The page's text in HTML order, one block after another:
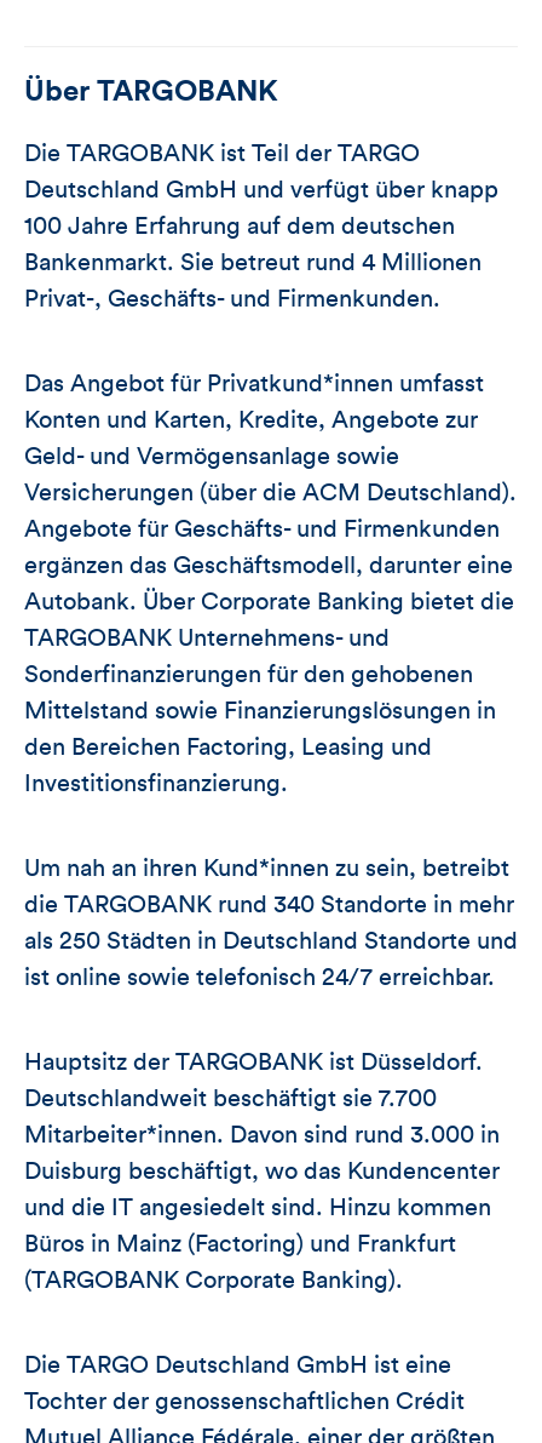
Über TARGOBANK
Die TARGOBANK ist Teil der TARGO
Deutschland GmbH und verfügt über knapp
100 Jahre Erfahrung auf dem deutschen
Bankenmarkt. Sie betreut rund 4 Millionen
Privat-, Geschäfts- und Firmenkunden.
Das Angebot für Privatkund*innen umfasst
Konten und Karten, Kredite, Angebote zur
Geld- und Vermögensanlage sowie
Versicherungen (über die ACM Deutschland).
Angebote für Geschäfts- und Firmenkunden
ergänzen das Geschäftsmodell, darunter eine
Autobank. Über Corporate Banking bietet die
TARGOBANK Unternehmens- und
Sonderfinanzierungen für den gehobenen
Mittelstand sowie Finanzierungslösungen in
den Bereichen Factoring, Leasing und
Investitionsfinanzierung.
Um nah an ihren Kund*innen zu sein, betreibt
die TARGOBANK rund 340 Standorte in mehr
als 250 Städten in Deutschland Standorte und
ist online sowie telefonisch 24/7 erreichbar.
Hauptsitz der TARGOBANK ist Düsseldorf.
Deutschlandweit beschäftigt sie 7.700
Mitarbeiter*innen. Davon sind rund 3.000 in
Duisburg beschäftigt, wo das Kundencenter
und die IT angesiedelt sind. Hinzu kommen
Büros in Mainz (Factoring) und Frankfurt
(TARGOBANK Corporate Banking).
Die TARGO Deutschland GmbH ist eine
Tochter der genossenschaftlichen Crédit
Mutuel Alliance Fédérale, einer der größten